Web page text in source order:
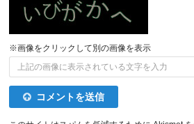
※画像をクリックして別の画像を表示
コメントを送信